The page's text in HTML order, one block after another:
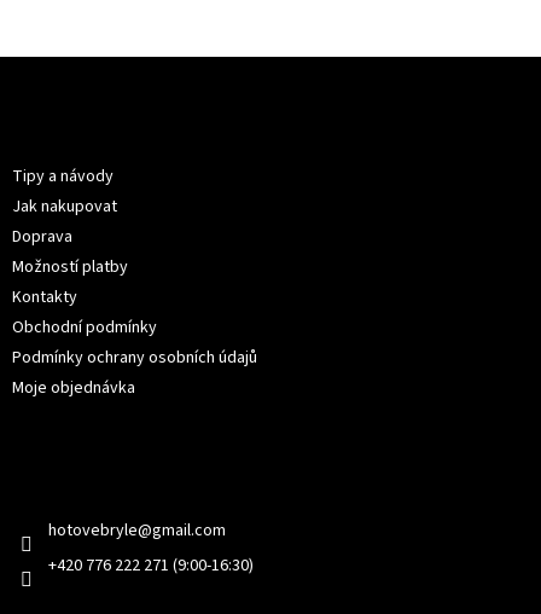
Tipy a návody
Jak nakupovat
Doprava
Možností platby
Kontakty
Obchodní podmínky
Podmínky ochrany osobních údajů
Moje objednávka
hotovebryle@gmail.com
+420 776 222 271 (9:00-16:30)